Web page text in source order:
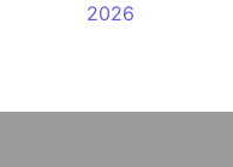
2026